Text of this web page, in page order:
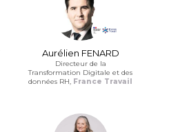
Aurélien FENARD
Directeur de la
Transformation Digitale et des
données RH, France Travail